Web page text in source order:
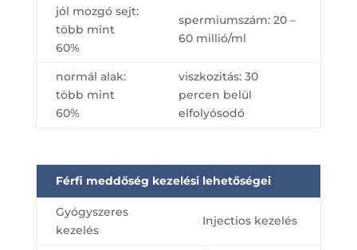
jól mozgó sejt:
több mint
60%
spermiumszám: 20 –
60 millió/ml
normál alak:
több mint
60%
viszkozitás: 30
percen belül
elfolyósodó
Férfi meddőség kezelési lehetőségei
Gyógyszeres
kezelés
Injectios kezelés